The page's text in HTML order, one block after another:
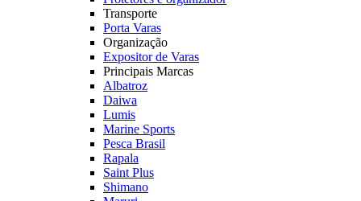
Transporte
Porta Varas
Organização
Expositor de Varas
Principais Marcas
Albatroz
Daiwa
Lumis
Marine Sports
Pesca Brasil
Rapala
Saint Plus
Shimano